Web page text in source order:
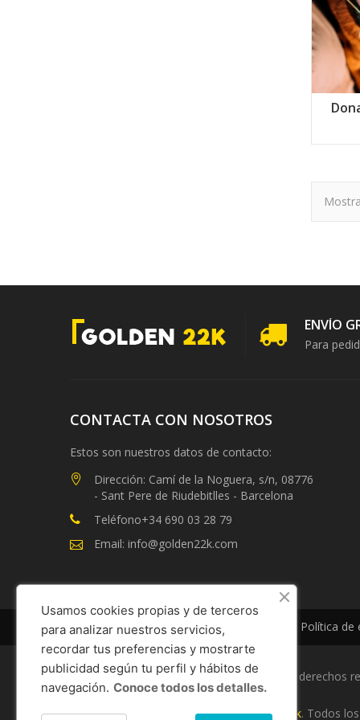
ENVÍO
Para
CONTACTA CON NOSOTROS
Estos son nuestros datos de contacto:
Dirección: Camí de la Noguera, s/n, 08776
- Sant Pere de Riudebitlles - Barcelona
Teléfono+34 690 03 28 79
Email: info@golden22k.com
Mapa del sitio Términos y Condiciones Política de
Copyright 2022-2024Golden 22k Todos los derechos
Síguenos
Esta tienda ha sido diseñada porGolden 22k. Todos
Usamos cookies propias y de terceros
para analizar nuestros servicios,
recordar tus preferencias y mostrarte
publicidad según tu perfil y hábitos de
navegación. Conoce todos los detalles.